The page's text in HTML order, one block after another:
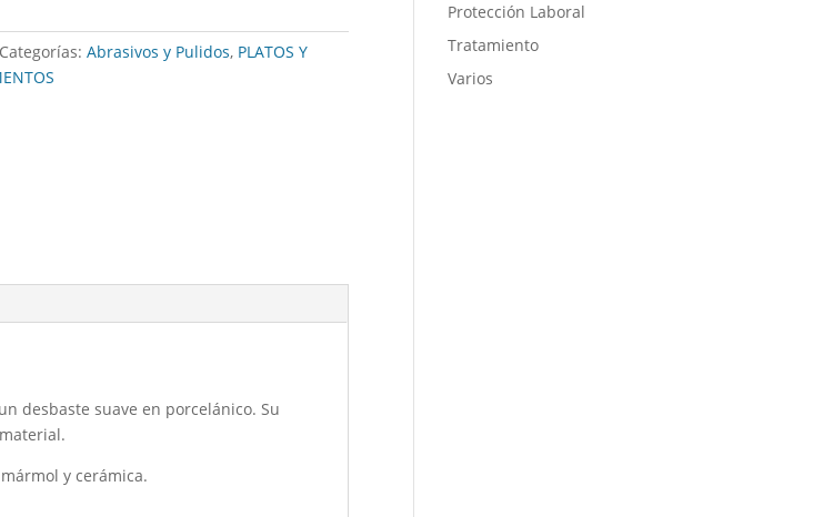
Categorías:Abrasivos y Pulidos, PLATOS Y
desbaste suave en porcelánico. Su
y cerámica.
Protección Laboral
Tratamiento
Varios